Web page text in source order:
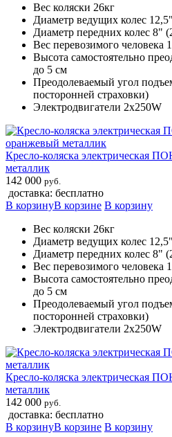
Вес коляски 26кг
Диаметр ведущих колес
Диаметр передних колес 8"
Вес перевозимого человека
Высота самостоятельно
до 5 см
Преодолеваемый угол
посторонней страховки)
Электродвигатели 2х250W
Кресло-коляска электрическая
металлик
142 000 руб.
доставка: бесплатно
В корзинуВ корзине В корзину
Вес коляски 26кг
Диаметр ведущих колес
Диаметр передних колес 8"
Вес перевозимого человека
Высота самостоятельно
до 5 см
Преодолеваемый угол
посторонней страховки)
Электродвигатели 2х250W
Кресло-коляска электрическая
металлик
142 000 руб.
доставка: бесплатно
В корзинуВ корзине В корзину